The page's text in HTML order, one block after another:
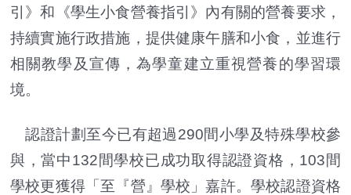
引》和《學生小食營養指引》內有關的營養要求，
持續實施行政措施，提供健康午膳和小食，並進行
相關教學及宣傳，為學童建立重視營養的學習環
境。
認證計劃至今已有超過290間小學及特殊學校參
與，當中132間學校已成功取得認證資格，103間
學校更獲得「至『營』學校」嘉許。學校認證資格